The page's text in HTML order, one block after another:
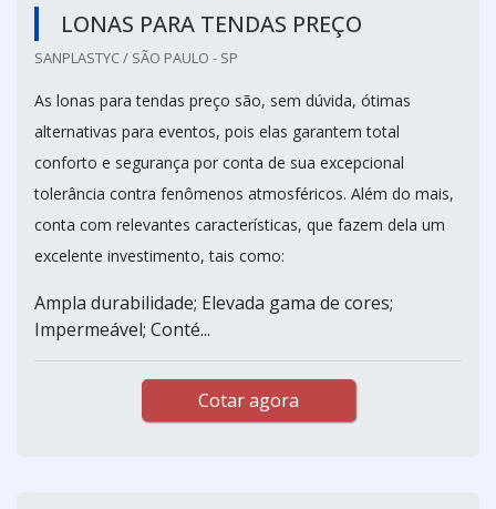
LONAS PARA TENDAS PREÇO
SANPLASTYC / SÃO PAULO - SP
As lonas para tendas preço são, sem dúvida, ótimas
alternativas para eventos, pois elas garantem total
conforto e segurança por conta de sua excepcional
tolerância contra fenômenos atmosféricos. Além do mais,
conta com relevantes características, que fazem dela um
excelente investimento, tais como:
Ampla durabilidade; Elevada gama de cores;
Impermeável; Conté...
Cotar agora